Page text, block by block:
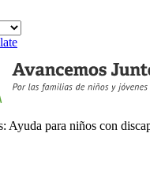
Ayuda para niños con